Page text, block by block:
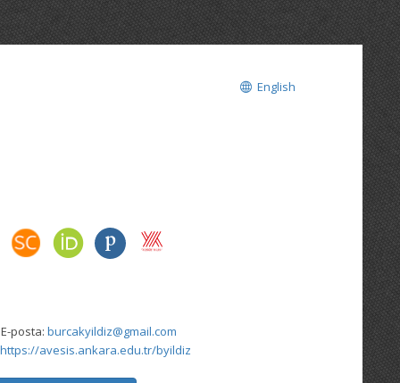
English
posta: burcakyildiz@gmail.com
https://avesis.ankara.edu.tr/byildiz